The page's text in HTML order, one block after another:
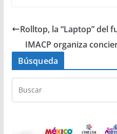
Rolltop, la “Laptop” del
IMACP organiza
Búsqueda